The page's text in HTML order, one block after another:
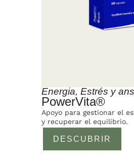
Energia, Estrés y
PowerVita®
DESCUBRIR
Apoyo para gestionar el
y recuperar el equilibrio.